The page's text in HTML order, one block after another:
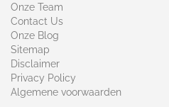
Onze Team
Contact Us
Onze Blog
Sitemap
Disclaimer
Privacy Policy
Algemene voorwaarden